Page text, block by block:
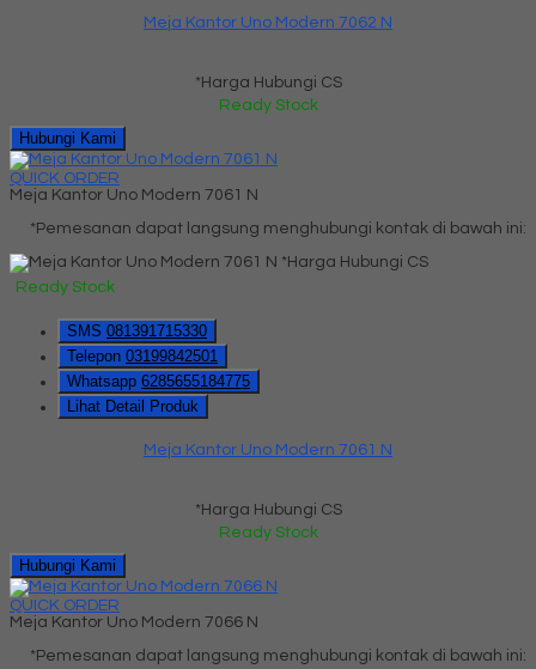
Meja Kantor Uno Modern 7062 N
*Harga Hubungi CS
Ready Stock
Hubungi Kami
QUICK ORDER
Meja Kantor Uno Modern 7061 N
*Pemesanan dapat langsung menghubungi kontak di bawah ini:
*Harga Hubungi CS
Ready Stock
SMS 081391715330
Telepon 03199842501
Whatsapp 6285655184775
Lihat Detail Produk
Meja Kantor Uno Modern 7061 N
*Harga Hubungi CS
Ready Stock
Hubungi Kami
QUICK ORDER
Meja Kantor Uno Modern 7066 N
*Pemesanan dapat langsung menghubungi kontak di bawah ini: